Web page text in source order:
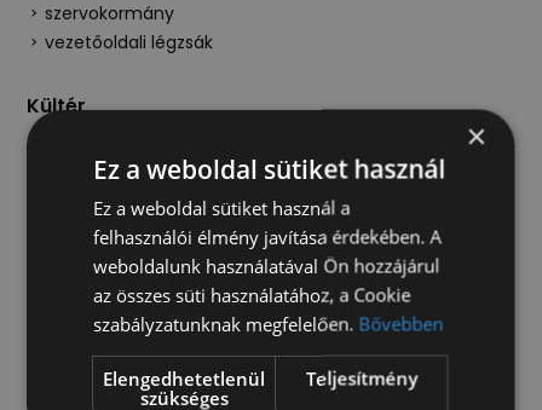
szervokormány
vezetőoldali légzsák
Kültér
Műszaki
4.680.000 Ft
×
Ez a weboldal sütiket használ
Ez a weboldal sütiket használ a
felhasználói élmény javítása érdekében. A
weboldalunk használatával Ön hozzájárul
az összes süti használatához, a Cookie
szabályzatunknak megfelelően. Bővebben
Elengedhetetlenül
szükséges
Teljesítmény